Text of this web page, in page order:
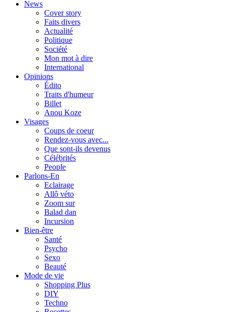
News
Cover story
Faits divers
Actualité
Politique
Société
Mon mot à dire
International
Opinions
Édito
Traits d'humeur
Billet
Anou Koze
Visages
Coups de coeur
Rendez-vous avec...
Que sont-ils devenus
Célébrités
People
Parlons-En
Eclairage
Allô véto
Zoom sur
Balad dan
Incursion
Bien-être
Santé
Psycho
Sexo
Beauté
Mode de vie
Shopping Plus
DIY
Techno